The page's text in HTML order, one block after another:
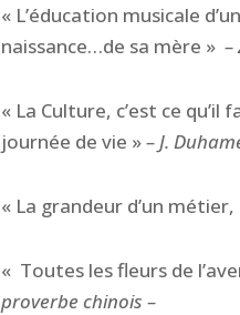
« L’éducation musicale
naissance…de sa mère »–
« La Culture, c’est ce
journée de vie »– J.
« La grandeur d’un
« Toutes les fleurs de
proverbe chinois –